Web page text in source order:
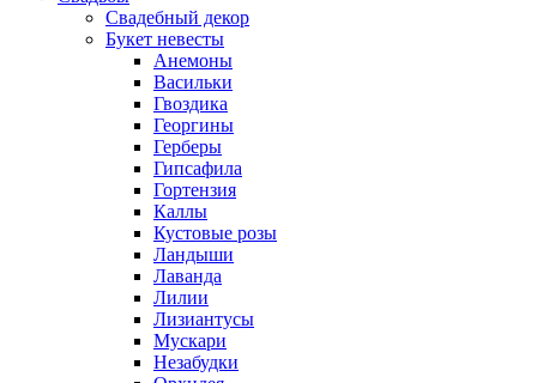
Свадебный декор
Букет невесты
Анемоны
Васильки
Гвоздика
Георгины
Герберы
Гипсафила
Гортензия
Каллы
Кустовые розы
Ландыши
Лаванда
Лилии
Лизиантусы
Мускари
Незабудки